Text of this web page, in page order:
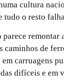
cultura
tudo o resto
parece remontar
caminhos de
carruagens
difíceis e em